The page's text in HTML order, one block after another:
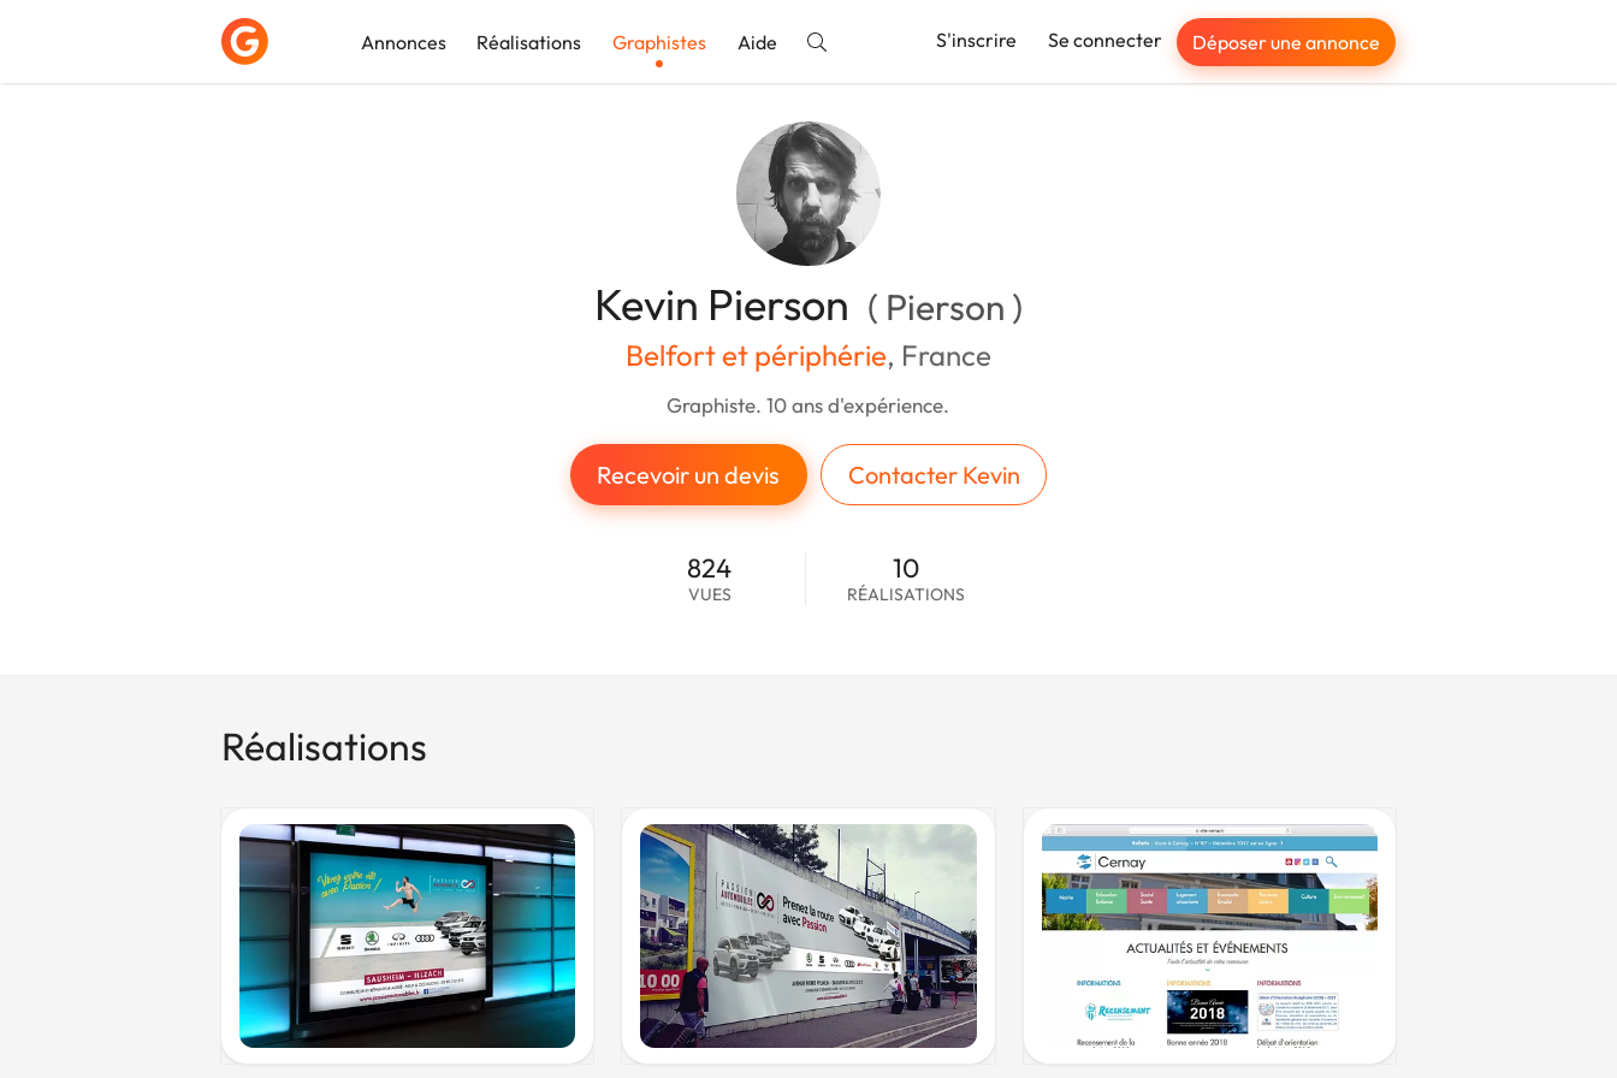
Annonces Réalisations Graphistes Aide S'inscrire Se connecter Déposer une annonce
Kevin Pierson ( Pierson )
Belfort et périphérie, France
Graphiste. 10 ans d'expérience.
Recevoir un devis Contacter Kevin
824
VUES
10
RÉALISATIONS
Réalisations